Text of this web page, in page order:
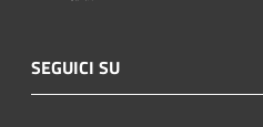
SEGUICI SU